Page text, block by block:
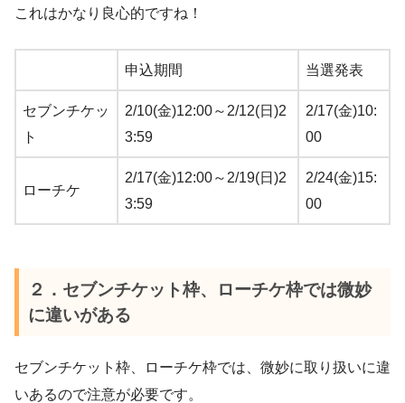
これはかなり良心的ですね！
申込期間 当選発表
セブンチケッ
ト
2/10(金)12:00～2/12(日)2
3:59
2/17(金)10:
00
ローチケ
2/17(金)12:00～2/19(日)2
3:59
2/24(金)15:
00
２．セブンチケット枠、ローチケ枠では微妙
に違いがある
セブンチケット枠、ローチケ枠では、微妙に取り扱いに違
いあるので注意が必要です。